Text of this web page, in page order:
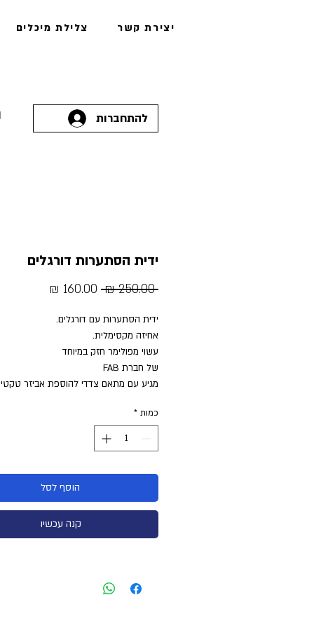
צלילת מיכלים יצירת קשר
להתחברות
ידית הסתערות דורגלים
‏250.00 ‏₪
מחיר
ידית הסתערות עם דורגלים.
אחיזה מקסימלית.
עשוי מפולימר חזק במיוחד
של חברת FAB
מגיע עם מתאם צדדי להוספת אביזר טקטי
כמות *
הוסף לסל
קנה עכשיו